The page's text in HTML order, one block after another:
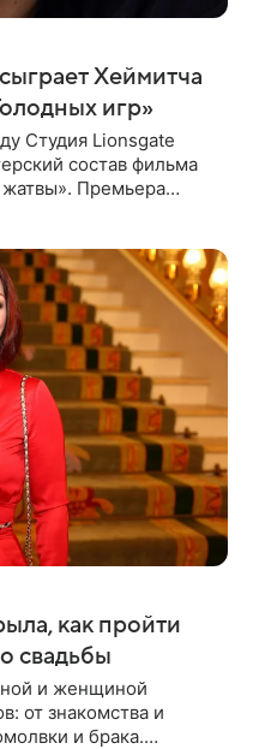
Хеймитча
игр»
Студия Lionsgate
состав фильма
Премьера
как пройти
свадьбы
и женщиной
от знакомства и
и брака.